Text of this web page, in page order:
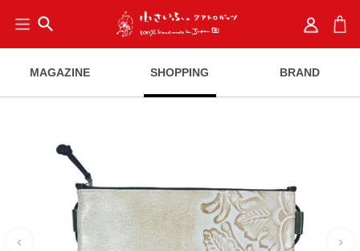
search
MAGAZINE SHOPPING BRAND
‹ ›